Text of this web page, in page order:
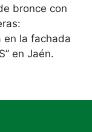
bronce con
en la fachada
en Jaén.